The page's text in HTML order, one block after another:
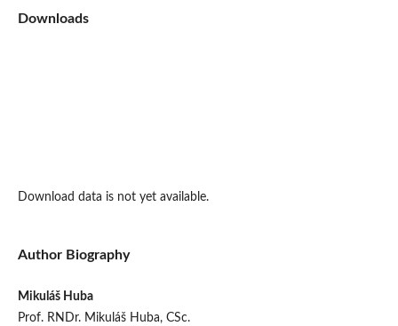
Downloads
Download data is not yet available.
Author Biography
Mikuláš Huba
Prof. RNDr. Mikuláš Huba, CSc.